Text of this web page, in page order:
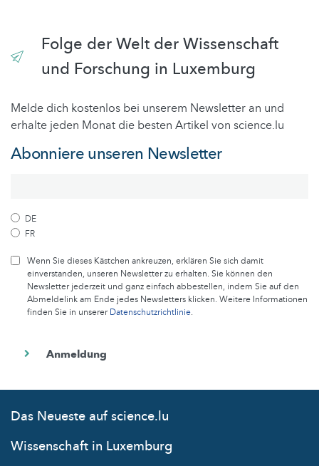
Folge der Welt der Wissenschaft
und Forschung in Luxemburg
Melde dich kostenlos bei unserem Newsletter an und
erhalte jeden Monat die besten Artikel von science.lu
Abonniere unseren Newsletter
DE
FR
Wenn Sie dieses Kästchen ankreuzen, erklären Sie sich damit
einverstanden, unseren Newsletter zu erhalten. Sie können den
Newsletter jederzeit und ganz einfach abbestellen, indem Sie auf den
Abmeldelink am Ende jedes Newsletters klicken. Weitere Informationen
finden Sie in unsererDatenschutzrichtlinie.
Das Neueste auf science.lu
Wissenschaft in Luxemburg